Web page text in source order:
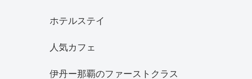
ホテルステイ
人気カフェ
伊丹ー那覇のファーストクラス